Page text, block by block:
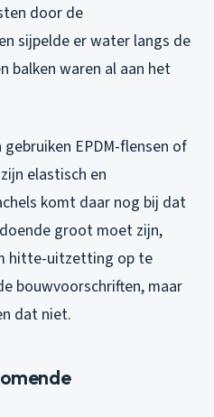
door de
sijpelde er water langs de
balken waren al aan het
EPDM-flensen of
elastisch en
komt daar nog bij dat
groot moet zijn,
hitte-uitzetting op te
bouwvoorschriften, maar
dat niet.